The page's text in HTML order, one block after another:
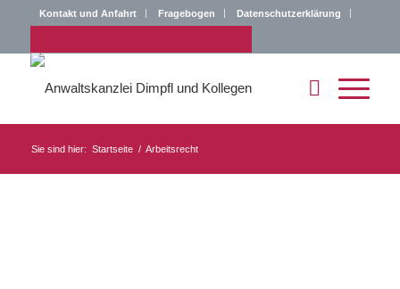
Kontakt und Anfahrt Fragebogen Datenschutzerklärung
Sie sind hier: Startseite / Arbeitsrecht